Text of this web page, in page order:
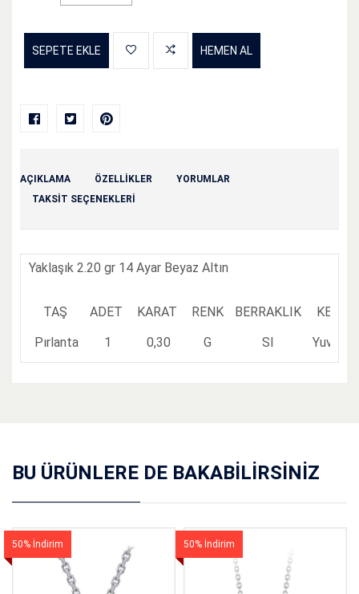
SEPETE EKLE HEMEN AL
AÇIKLAMA ÖZELLİKLER
YORUMLAR
TAKSIT SEÇENEKLERI
Yaklaşık 2.20 gr 14 Ayar Beyaz Altın
TAŞ ADET KARAT RENK BERRAKLIK
KESİM
Pırlanta
1 0,30 G SI Yuvarlak
E-Mail*
Yorum Başlığı
BU ÜRÜNLERE DE BAKABILIRSINIZ
50% İndirim 50% İndirim